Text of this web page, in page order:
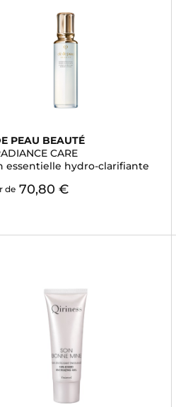
PEAU BEAUTÉ
CARE
essentielle hydro-clarifiante
de 70,80 €